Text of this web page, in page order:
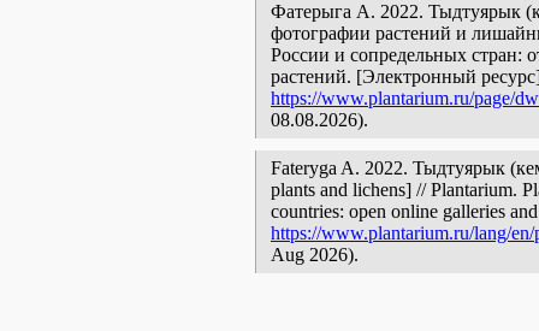
Фатерыга А. 2022. Тыдтуярык
фотографии растений и
России и сопредельных стран:
растений. [Электронный
https://www.plantarium.ru/page/
08.08.2026).
Fateryga A. 2022. Тыдтуярык
plants and lichens] // Plantarium.
countries: open online galleries
https://www.plantarium.ru/lang/
Aug 2026).